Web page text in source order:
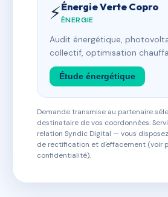
⚡Énergie Verte Copro
ÉNERGIE
Audit énergétique,
collectif, optimisation
Étude énergétique
Demande transmise au partenaire
destinataire de vos coordonnées.
relation Syndic Digital — vous
de rectification et d'effacement (voir
confidentialité).